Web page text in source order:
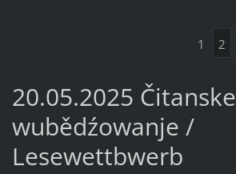
1 2
20.05.2025 Čitanske
wubědźowanje /
Lesewettbwerb